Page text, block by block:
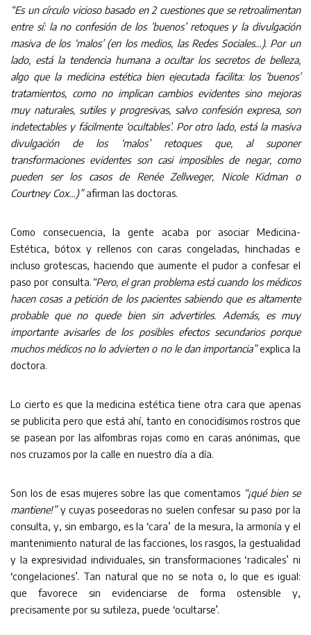
“Es un círculo vicioso basado en 2 cuestiones que se retroalimentan
entre sí: la no confesión de los ’buenos’ retoques y la divulgación
masiva de los ‘malos’ (en los medios, las Redes Sociales…). Por un
lado, está la tendencia humana a ocultar los secretos de belleza,
algo que la medicina estética bien ejecutada facilita: los ’buenos’
tratamientos, como no implican cambios evidentes sino mejoras
muy naturales, sutiles y progresivas, salvo confesión expresa, son
indetectables y fácilmente ‘ocultables’. Por otro lado, está la masiva
divulgación de los ‘malos’ retoques que, al suponer
transformaciones evidentes son casi imposibles de negar, como
pueden ser los casos de Renée Zellweger, Nicole Kidman o
Courtney Cox…)”afirman las doctoras.
Como consecuencia, la gente acaba por asociar Medicina-
Estética, bótox y rellenos con caras congeladas, hinchadas e
incluso grotescas, haciendo que aumente el pudor a confesar el
paso por consulta. “Pero, el gran problema está cuando los médicos
hacen cosas a petición de los pacientes sabiendo que es altamente
probable que no quede bien sin advertirles. Además, es muy
importante avisarles de los posibles efectos secundarios porque
muchos médicos no lo advierten o no le dan importancia”explica la
doctora.
Lo cierto es que la medicina estética tiene otra cara que apenas
se publicita pero que está ahí, tanto en conocidísimos rostros que
se pasean por las alfombras rojas como en caras anónimas, que
nos cruzamos por la calle en nuestro día a día.
Son los de esas mujeres sobre las que comentamos “¡qué bien se
mantiene!”y cuyas poseedoras no suelen confesar su paso por la
consulta, y, sin embargo, es la ‘cara’ de la mesura, la armonía y el
mantenimiento natural de las facciones, los rasgos, la gestualidad
y la expresividad individuales, sin transformaciones ‘radicales’ ni
‘congelaciones’. Tan natural que no se nota o, lo que es igual:
que favorece sin evidenciarse de forma ostensible y,
precisamente por su sutileza, puede ‘ocultarse’.